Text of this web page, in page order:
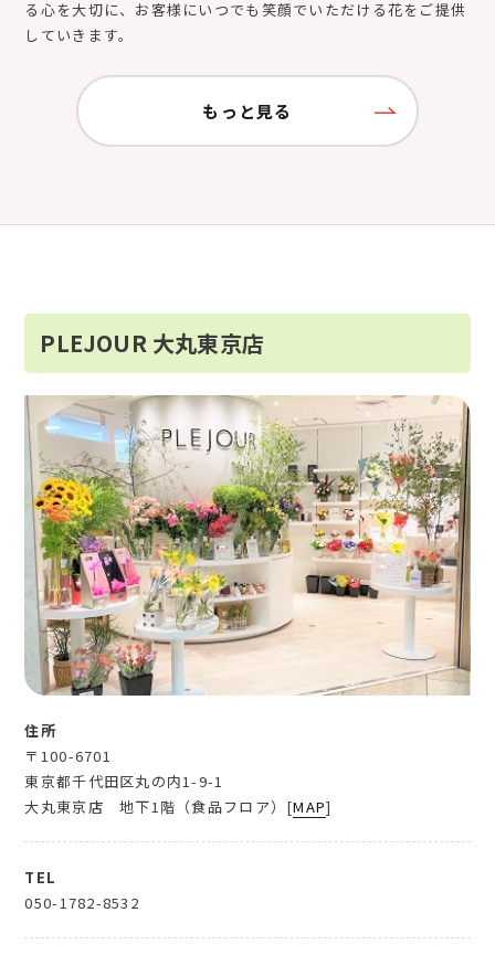
る心を大切に、お客様にいつでも笑顔でいただける花をご提供
していきます。
もっと見る
PLEJOUR 大丸東京店
住所
〒100-6701
東京都千代田区丸の内1-9-1
大丸東京店 地下1階（食品フロア）[MAP]
TEL
050-1782-8532